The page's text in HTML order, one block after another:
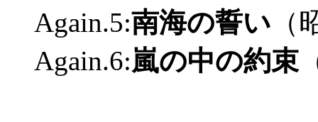
Again.5:南海の誓い （
Again.6:嵐の中の約束